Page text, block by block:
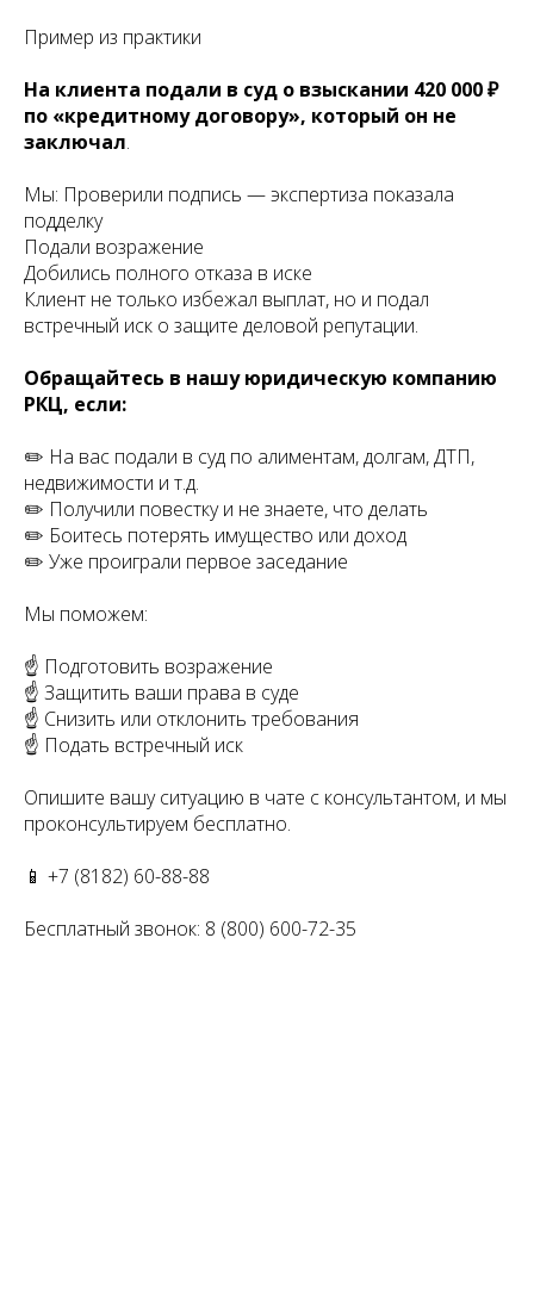
Пример из практики
На клиента подали в суд о взыскании 420 000 ₽
по «кредитному договору», который он не
заключал.
Мы: Проверили подпись — экспертиза показала
подделку
Подали возражение
Добились полного отказа в иске
Клиент не только избежал выплат, но и подал
встречный иск о защите деловой репутации.
Обращайтесь в нашу юридическую компанию
РКЦ, если:
✏️ На вас подали в суд по алиментам, долгам, ДТП,
недвижимости и т.д.
✏️ Получили повестку и не знаете, что делать
✏️ Боитесь потерять имущество или доход
✏️ Уже проиграли первое заседание
Мы поможем:
☝️ Подготовить возражение
☝️ Защитить ваши права в суде
☝️ Снизить или отклонить требования
☝️ Подать встречный иск
Опишите вашу ситуацию в чате с консультантом, и мы
проконсультируем бесплатно.
📱 +7 (8182) 60-88-88
Бесплатный звонок: 8 (800) 600-72-35